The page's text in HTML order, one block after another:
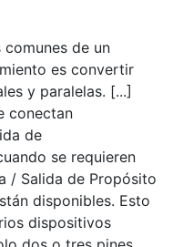
comunes de un
es convertir
y paralelas. [...]
conectan
de
se requieren
/ Salida de Propósito
disponibles. Esto
dispositivos